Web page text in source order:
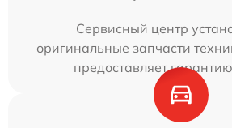
Сервисный центр
оригинальные запчасти
предоставляет